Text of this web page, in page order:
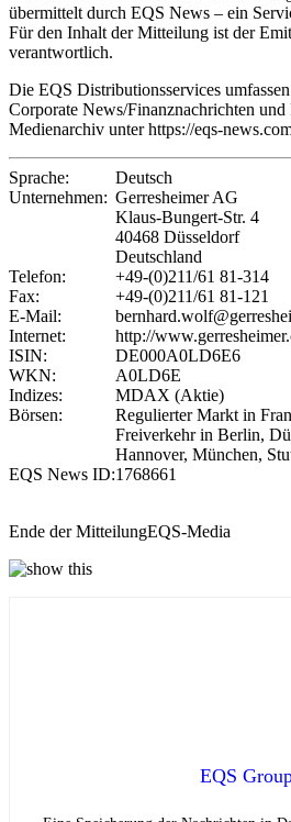
übermittelt durch EQS News – ein
Für den Inhalt der Mitteilung ist der
verantwortlich.
Die EQS Distributionsservices
Corporate News/Finanznachrichten und
Medienarchiv unter https://eqs-
Sprache:
Deutsch
Unternehmen: Gerresheimer AG
Klaus-Bungert-Str. 4
40468 Düsseldorf
Deutschland
Telefon:
+49-(0)211/61 81-314
Fax:
+49-(0)211/61 81-121
E-Mail:
Internet:
http://
ISIN:
DE000A0LD6E6
WKN:
A0LD6E
Indizes:
MDAX (Aktie)
Börsen:
Regulierter Markt in
Freiverkehr in Berlin,
Hannover, München,
EQS News ID:1768661
Ende der MitteilungEQS-Media
EQS